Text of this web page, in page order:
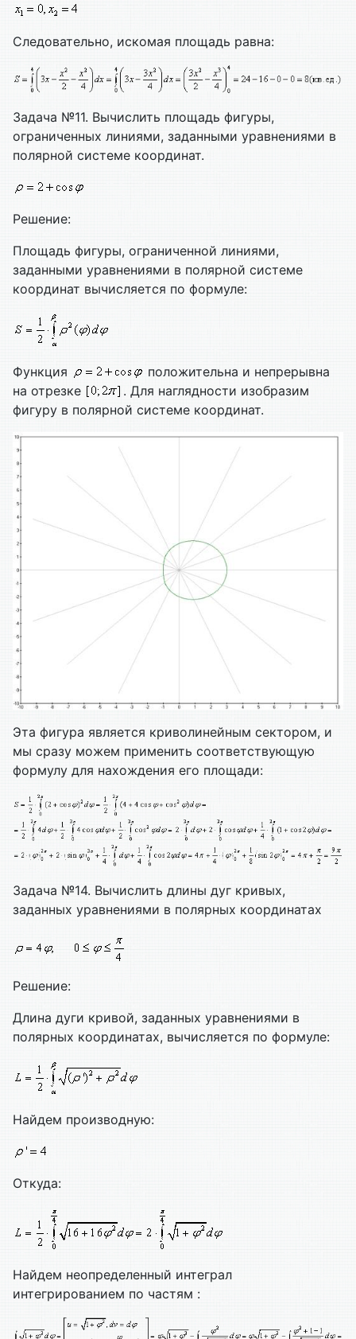
Следовательно, искомая площадь равна:
Задача №11. Вычислить площадь фигуры,
ограниченных линиями, заданными уравнениями в
полярной системе координат.
Решение:
Площадь фигуры, ограниченной линиями,
заданными уравнениями в полярной системе
координат вычисляется по формуле:
Функция
положительна и непрерывна
на отрезке
. Для наглядности изобразим
фигуру в полярной системе координат.
Эта фигура является криволинейным сектором, и
мы сразу можем применить соответствующую
формулу для нахождения его площади:
Задача №14. Вычислить длины дуг кривых,
заданных уравнениями в полярных координатах
Решение:
Длина дуги кривой, заданных уравнениями в
полярных координатах, вычисляется по формуле:
Найдем производную:
Откуда:
Найдем неопределенный интеграл
интегрированием по частям :